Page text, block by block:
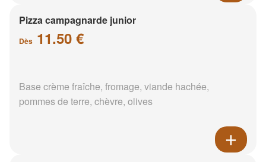
Pizza campagnarde junior
Dès 11.50 €
Base crème fraîche, fromage, viande hachée,
pommes de terre, chèvre, olives